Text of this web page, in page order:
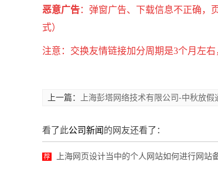
恶意广告：弹窗广告、下载信息不正确，
式）
注意：交换友情链接加分周期是3个月左
上一篇： 上海彭塔网络技术有限公司-中秋放假
看了此公司新闻 的网友还看了：
荐 上海网页设计当中的个人网站如何进行网站